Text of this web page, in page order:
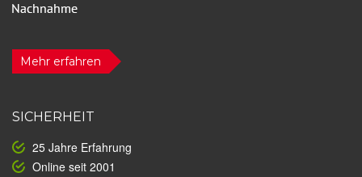
Mehr erfahren
SICHERHEIT
25 Jahre Erfahrung
Online seit 2001